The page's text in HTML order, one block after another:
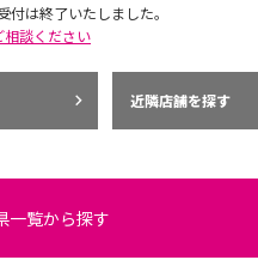
付は終了いたしました。
談ください
近隣店舗を探す
一覧から探す